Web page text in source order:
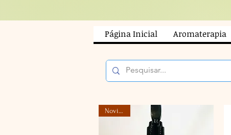
Página Inicial Aromaterapia
Novidade